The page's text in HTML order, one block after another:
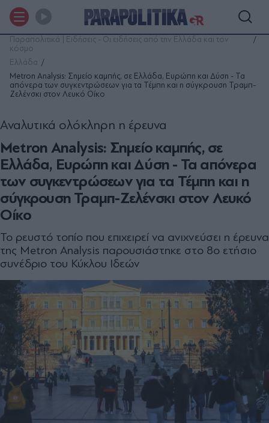
Παραπολιτικά | Ειδήσεις - Οι ειδήσεις από την Ελλάδα και τον
κόσμο
Ελλάδα
Metron Analysis: Σημείο καμπής, σε Ελλάδα, Ευρώπη και Δύση - Τα
απόνερα των συγκεντρώσεων για τα Τέμπη και η σύγκρουση Τραμπ-
Ζελένσκι στον Λευκό Οίκο
Metron Analysis: Σημείο καμπής, σε
Ελλάδα, Ευρώπη και Δύση - Τα απόνερα
των συγκεντρώσεων για τα Τέμπη και η
σύγκρουση Τραμπ-Ζελένσκι στον Λευκό
Οίκο
Αναλυτικά ολόκληρη η έρευνα
Το ρευστό τοπίο που επιχειρεί να ανιχνεύσει η έρευνα
της Metron Analysis παρουσιάστηκε στο 8ο ετήσιο
συνέδριο του Κύκλου Ιδεών